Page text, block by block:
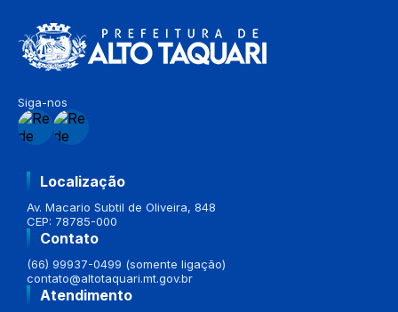
Siga-nos
Localização
Av. Macario Subtil de Oliveira, 848
CEP: 78785-000
Contato
(66) 99937-0499 (somente ligação)
contato@altotaquari.mt.gov.br
Atendimento